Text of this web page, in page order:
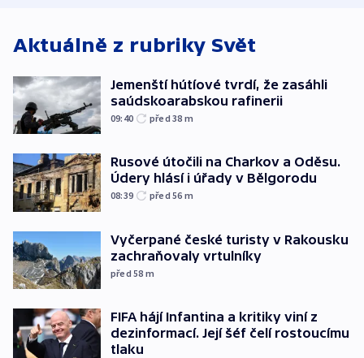
Aktuálně z rubriky Svět
Jemenští hútíové tvrdí, že zasáhli
saúdskoarabskou rafinerii
09:40 před 38 m
Rusové útočili na Charkov a Oděsu.
Údery hlásí i úřady v Bělgorodu
08:39 před 56 m
Vyčerpané české turisty v Rakousku
zachraňovaly vrtulníky
před 58 m
FIFA hájí Infantina a kritiky viní z
dezinformací. Její šéf čelí rostoucímu
tlaku